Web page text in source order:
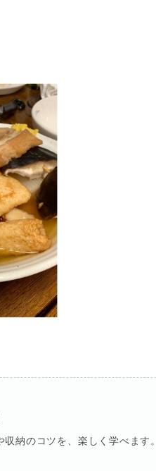
納のコツを、楽しく学べます。